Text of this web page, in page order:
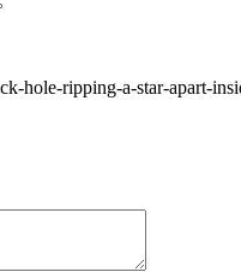
hole-ripping-a-star-apart-